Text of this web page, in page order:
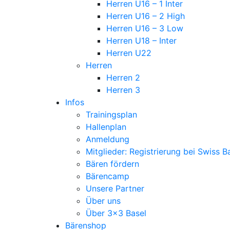
Herren U16 – 1 Inter
Herren U16 – 2 High
Herren U16 – 3 Low
Herren U18 – Inter
Herren U22
Herren
Herren 2
Herren 3
Infos
Trainingsplan
Hallenplan
Anmeldung
Mitglieder: Registrierung bei Swiss
Bären fördern
Bärencamp
Unsere Partner
Über uns
Über 3×3 Basel
Bärenshop